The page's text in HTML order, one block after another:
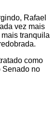
Rafael
vez mais
tranquila
como
Senado no